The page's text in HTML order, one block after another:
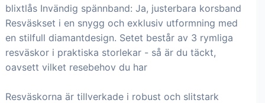
blixtlås Invändig spännband: Ja, justerbara korsband
Resväskset i en snygg och exklusiv utformning med
en stilfull diamantdesign. Setet består av 3 rymliga
resväskor i praktiska storlekar - så är du täckt,
oavsett vilket resebehov du har
Resväskorna är tillverkade i robust och slitstark